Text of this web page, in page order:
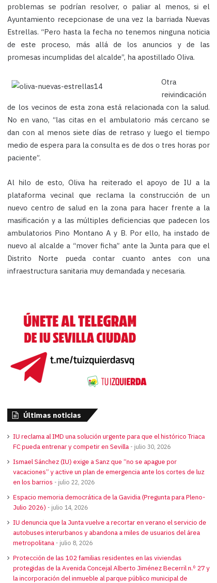
problemas se podrían resolver, o paliar al menos, si el
Ayuntamiento recepcionase de una vez la barriada Nuevas
Estrellas. “Pero hasta la fecha no tenemos ninguna noticia
de este proceso, más allá de los anuncios y de las
promesas incumplidas del alcalde”, ha apostillado Oliva.
Otra
reivindicación
de los vecinos de esta zona está relacionada con la salud.
No en vano, “las citas en el ambulatorio más cercano se
dan con al menos siete días de retraso y luego el tiempo
medio de espera para la consulta es de dos o tres horas por
paciente”.
Al hilo de esto, Oliva ha reiterado el apoyo de IU a la
plataforma vecinal que reclama la construcción de un
nuevo centro de salud en la zona para hacer frente a la
masificación y a las múltiples deficiencias que padecen los
ambulatorios Pino Montano A y B. Por ello, ha instado de
nuevo al alcalde a “mover ficha” ante la Junta para que el
Distrito Norte pueda contar cuanto antes con una
infraestructura sanitaria muy demandada y necesaria.
Últimas noticias
IU reclama al IMD una solución urgente para que el histórico Triaca
FC pueda entrenar y competir en Sevilla
julio 30, 2026
Ismael Sánchez (IU) exige a Sanz que “no se apague por
vacaciones” y active un plan de emergencia ante los cortes de luz
en los barrios
julio 22, 2026
Espacio memoria democrática de la Gavidia (Pregunta para Pleno-
Julio 2026)
julio 14, 2026
IU denuncia que la Junta vuelve a recortar en verano el servicio de
autobuses interurbanos y abandona a miles de usuarios del área
metropolitana
julio 8, 2026
Protección de las 102 familias residentes en las viviendas
protegidas de la Avenida Concejal Alberto Jiménez Becerril n.º 27 y
la incorporación del inmueble al parque público municipal de